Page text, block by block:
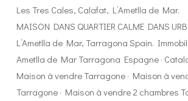
Les Tres Cales, Calafat, L’Ametlla de Mar.
MAISON DANS QUARTIER CALME DANS URB
L’Ametlla de Mar, Tarragona Spain.
Ametlla de Mar Tarragona Espagne ·
Maison à vendre Tarragone · Maison à
Tarragone · Maison à vendre 2 chambres